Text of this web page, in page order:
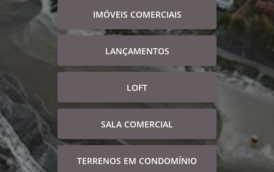
IMÓVEIS COMERCIAIS
LANÇAMENTOS
LOFT
SALA COMERCIAL
TERRENOS EM CONDOMÍNIO